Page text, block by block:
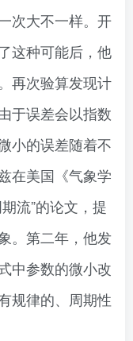
次大不一样。开
这种可能后，他
再次验算发现计
于误差会以指数
小的误差随着不
在美国《气象学
流”的论文，提
。第二年，他发
中参数的微小改
规律的、周期性